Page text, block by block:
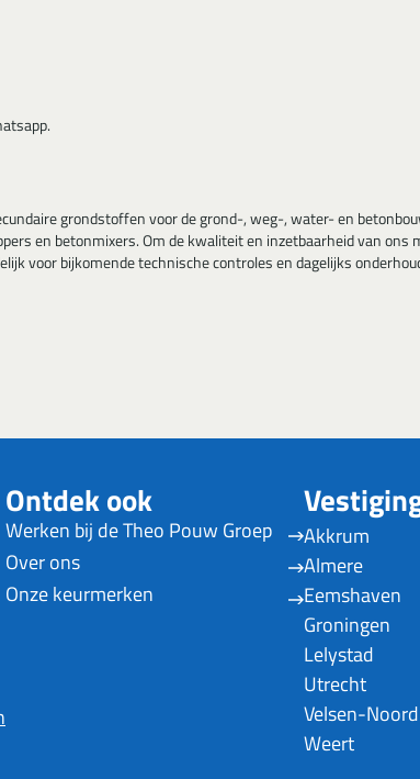
grondstoffen voor de grond-, weg-, water- en
en betonmixers. Om de kwaliteit en inzetbaarheid van
voor bijkomende technische controles en dagelijks
Ontdek ook
Werken bij de Theo Pouw Groep
Over ons
Onze keurmerken
Akkrum
Almere
Eemshaven
Groningen
Lelystad
Utrecht
Velsen-Noord
Weert